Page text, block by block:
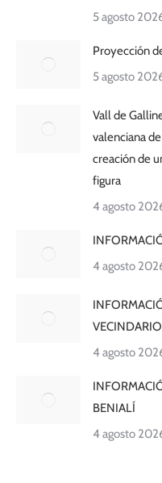
5 agosto
Proyección
5 agosto
Vall de
valenciana
creación de
figura
4 agosto
4 agosto
4 agosto
BENIALÍ
4 agosto